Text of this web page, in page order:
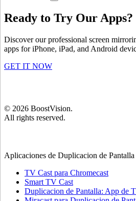
Ready to Try Our Apps?
Discover our professional screen
apps for iPhone, iPad, and Android
GET IT NOW
© 2026 BoostVision.
All rights reserved.
Aplicaciones de Duplicacion de Pantalla
TV Cast para Chromecast
Smart TV Cast
Duplicacion de Pantalla: App de